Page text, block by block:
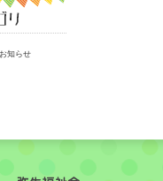
お知らせ